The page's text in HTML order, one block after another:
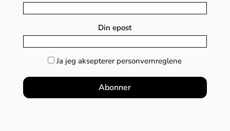
Din epost
Ja jeg aksepterer personvernreglene